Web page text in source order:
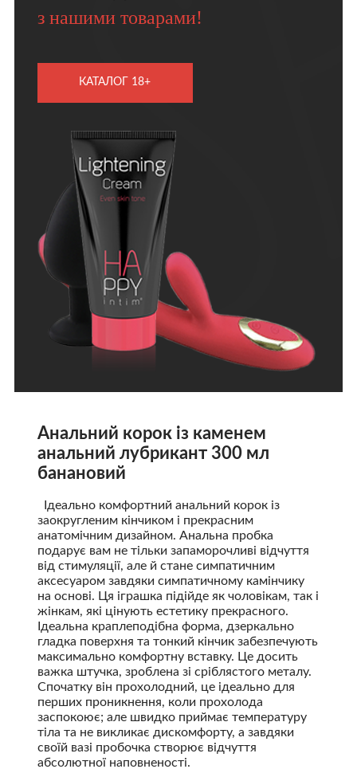
з нашими товарами!
КАТАЛОГ 18+
Анальний корок із каменем
анальний лубрикант 300 мл
банановий
Ідеально комфортний анальний корок із
заокругленим кінчиком і прекрасним
анатомічним дизайном. Анальна пробка
подарує вам не тільки запаморочливі відчуття
від стимуляції, але й стане симпатичним
аксесуаром завдяки симпатичному камінчику
на основі. Ця іграшка підійде як чоловікам, так і
жінкам, які цінують естетику прекрасного.
Ідеальна краплеподібна форма, дзеркально
гладка поверхня та тонкий кінчик забезпечують
максимально комфортну вставку. Це досить
важка штучка, зроблена зі сріблястого металу.
Спочатку він прохолодний, це ідеально для
перших проникнення, коли прохолода
заспокоює; але швидко приймає температуру
тіла та не викликає дискомфорту, а завдяки
своїй вазі пробочка створює відчуття
абсолютної наповненості.